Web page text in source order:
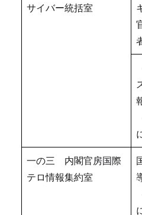
サイバー統括室
一の三 内閣官房国際
テロ情報集約室